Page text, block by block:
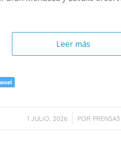
Leer más
1 JULIO, 2026 POR PRENSA3